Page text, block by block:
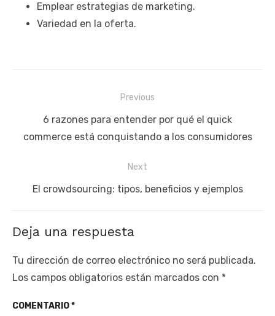
Emplear estrategias de marketing.
Variedad en la oferta.
entradas
Previous
Previous
post:
6 razones para entender por qué el quick
commerce está conquistando a los consumidores
Next
Next
El crowdsourcing: tipos, beneficios y ejemplos
Deja una respuesta
Tu dirección de correo electrónico no será publicada.
Los campos obligatorios están marcados con *
COMENTARIO*